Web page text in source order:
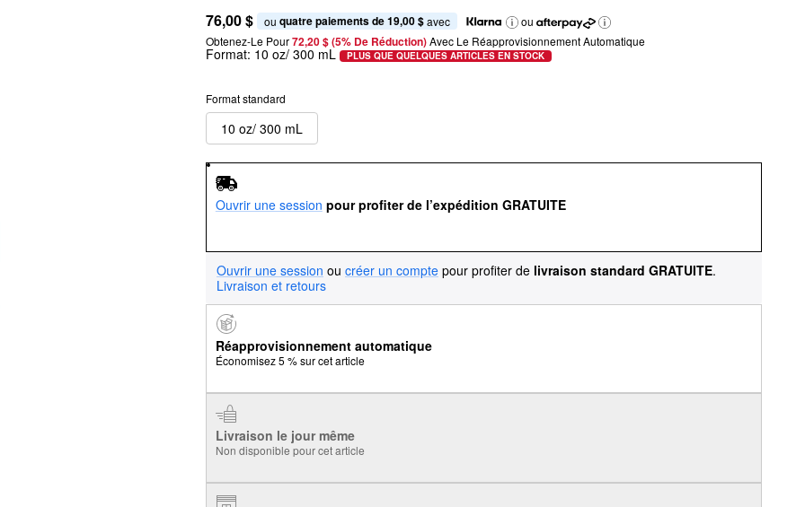
76,00 $ ou quatre paiements de 19,00 $ avec
ou
Obtenez-Le Pour72,20 $ (5% De Réduction) Avec Le Réapprovisionnement Automatique
Format: 10 oz/ 300 mL PLUS QUE QUELQUES ARTICLES EN STOCK
Format standard
10 oz/ 300 mL
Ouvrir une session pour profiter de l’expédition GRATUITE
Ouvrir une session ou créer un compte pour profiter de livraison standard GRATUITE.
Livraison et retours
Réapprovisionnement automatique
Économisez 5 % sur cet article
Livraison le jour même
Non disponible pour cet article